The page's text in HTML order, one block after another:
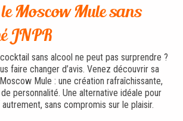
Moscow Mule sans
JNPR
sans alcool ne peut pas surprendre ?
faire changer d’avis. Venez découvrir sa
Mule : une création rafraîchissante,
personnalité. Une alternative idéale pour
sans compromis sur le plaisir.